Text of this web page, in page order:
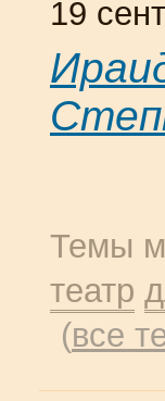
19
Темы
театр
(все